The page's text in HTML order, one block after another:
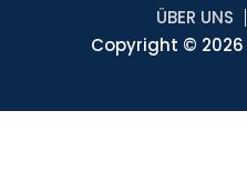
ÜBER UNS
Copyright © 2026